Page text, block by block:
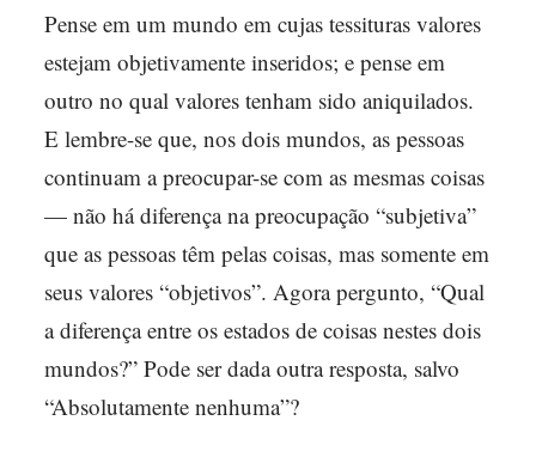
Pense em um mundo em cujas tessituras valores
estejam objetivamente inseridos; e pense em
outro no qual valores tenham sido aniquilados.
E lembre-se que, nos dois mundos, as pessoas
continuam a preocupar-se com as mesmas coisas
— não há diferença na preocupação “subjetiva”
que as pessoas têm pelas coisas, mas somente em
seus valores “objetivos”. Agora pergunto, “Qual
a diferença entre os estados de coisas nestes dois
mundos?” Pode ser dada outra resposta, salvo
“Absolutamente nenhuma”?